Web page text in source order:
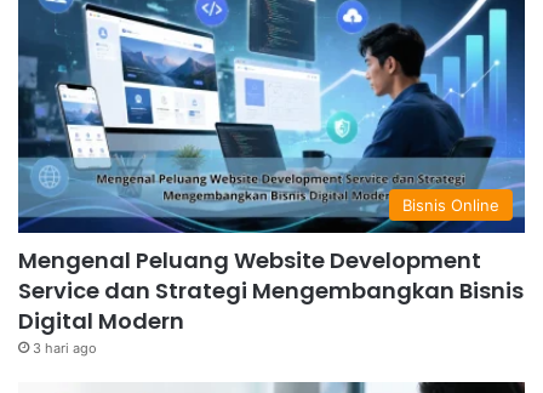
Bisnis Online
Mengenal Peluang Website Development
Service dan Strategi Mengembangkan Bisnis
Digital Modern
3 hari ago